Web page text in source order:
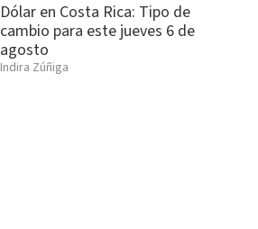
Dólar en Costa Rica: Tipo de
cambio para este jueves 6 de
agosto
Indira Zúñiga